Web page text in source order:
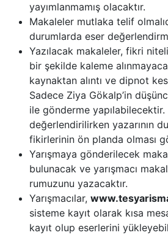
yayımlanmamış olacaktır.
Makaleler mutlaka telif
durumlarda eser
Yazılacak makaleler, fikri
bir şekilde kaleme
kaynaktan alıntı ve dipnot
Sadece Ziya Gökalp’in
ile gönderme yapılabilecektir.
değerlendirilirken yazarının
fikirlerinin ön planda olması
Yarışmaya gönderilecek
bulunacak ve yarışmacı
rumuzunu yazacaktır.
Yarışmacılar,
sisteme kayıt olarak kısa
kayıt olup eserlerini